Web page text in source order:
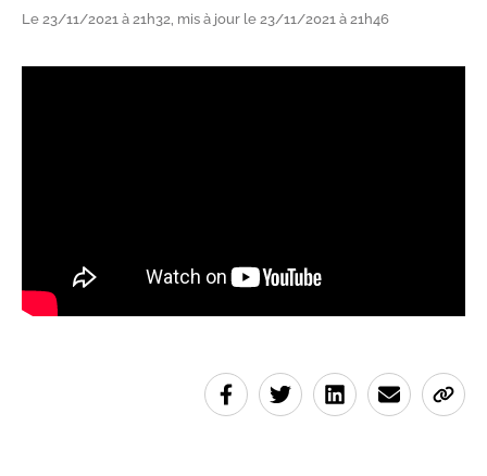
Le 23/11/2021 à 21h32, mis à jour le 23/11/2021 à 21h46